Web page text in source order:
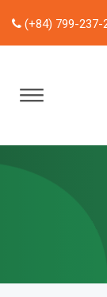
(+84) 799-237-